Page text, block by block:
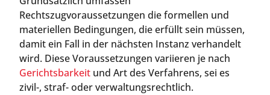
Rechtszugvoraussetzungen die formellen und
materiellen Bedingungen, die erfüllt sein müssen,
damit ein Fall in der nächsten Instanz verhandelt
wird. Diese Voraussetzungen variieren je nach
Gerichtsbarkeit und Art des Verfahrens, sei es
zivil-, straf- oder verwaltungsrechtlich.